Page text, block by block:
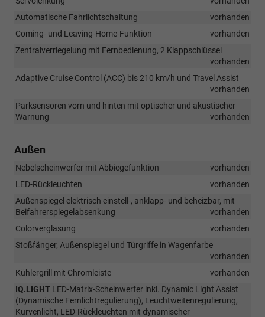
System
zur
Notbremsung
des
Fahrzeugs
im
Falle
eines
Automatische Fahrlichtschaltung
vorhanden
Coming- und Leaving-Home-Funktion
vorhanden
Zentralverriegelung mit Fernbedienung, 2 Klappschlüssel
vorhanden
Adaptive Cruise Control (ACC) bis 210 km/h und Travel Assist
vorhanden
Parksensoren vorn und hinten mit optischer und akustischer
Warnung
vorhanden
Außen
Nebelscheinwerfer mit Abbiegefunktion
vorhanden
LED-Rückleuchten
vorhanden
Außenspiegel elektrisch einstell-, anklapp- und beheizbar, mit
Beifahrerspiegelabsenkung
vorhanden
Colorverglasung
vorhanden
Stoßfänger, Außenspiegel und Türgriffe in Wagenfarbe
vorhanden
Kühlergrill mit Chromleiste
vorhanden
IQ.LIGHT LED-Matrix-Scheinwerfer inkl. Dynamic Light Assist
(Dynamische Fernlichtregulierung), Leuchtweitenregulierung,
Kurvenlicht, LED-Rückleuchten mit dynamischer